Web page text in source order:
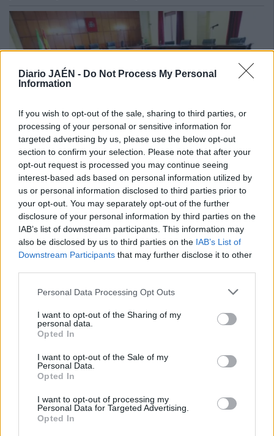
Diario JAÉN - Do Not Process My Personal
Information
If you wish to opt-out of the sale, sharing to third parties, or
processing of your personal or sensitive information for
targeted advertising by us, please use the below opt-out
section to confirm your selection. Please note that after your
opt-out request is processed you may continue seeing
interest-based ads based on personal information utilized by
us or personal information disclosed to third parties prior to
your opt-out. You may separately opt-out of the further
disclosure of your personal information by third parties on the
IAB’s list of downstream participants. This information may
also be disclosed by us to third parties on the IAB’s List of
Downstream Participants that may further disclose it to other
Personal Data Processing Opt Outs
I want to opt-out of the Sharing of my
personal data.
Opted In
I want to opt-out of the Sale of my
Personal Data.
Opted In
I want to opt-out of processing my
Personal Data for Targeted Advertising.
Opted In
13 OCT 2015 / 09:25 H.